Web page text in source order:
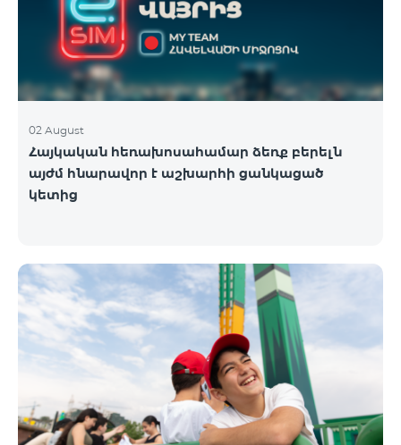
02 August
Հայկական հեռախոսահամար ձեռք բերելն
այժմ հնարավոր է աշխարհի ցանկացած
կետից